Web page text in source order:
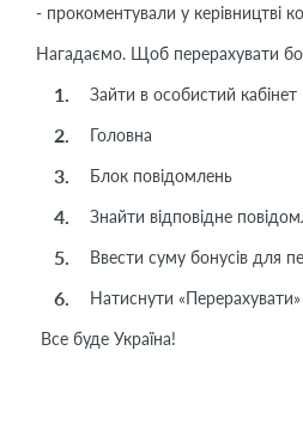
- прокоментували у керівництві
Нагадаємо. Щоб перерахувати
Зайти в особистий кабінет
Головна
Блок повідомлень
Знайти відповідне
Ввести суму бонусів для
Натиснути «Перерахувати»
Все буде Україна!